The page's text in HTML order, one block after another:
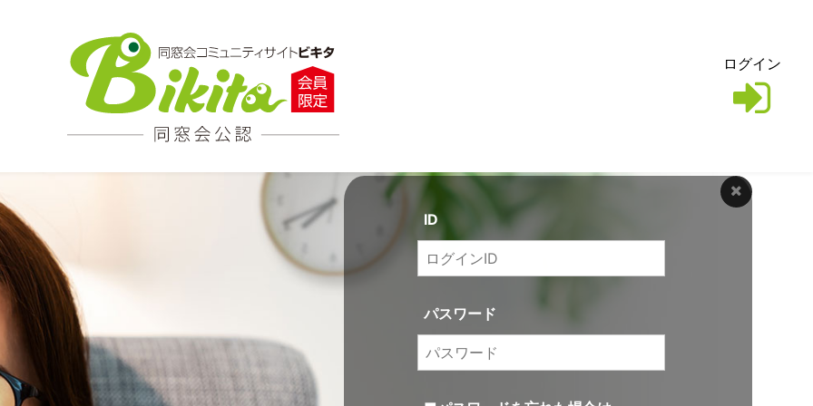
ログイン
ID
パスワード